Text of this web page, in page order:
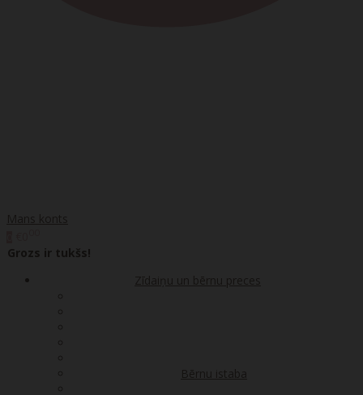
Mans konts
Grozs ir tukšs!
Zīdaiņu un bērnu preces
Bērnu istaba